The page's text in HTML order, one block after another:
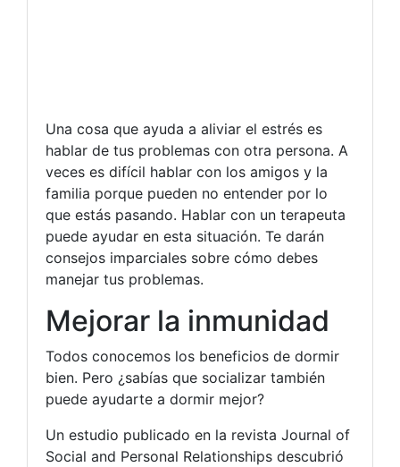
Una cosa que ayuda a aliviar el estrés es
hablar de tus problemas con otra persona. A
veces es difícil hablar con los amigos y la
familia porque pueden no entender por lo
que estás pasando. Hablar con un terapeuta
puede ayudar en esta situación. Te darán
consejos imparciales sobre cómo debes
manejar tus problemas.
Mejorar la inmunidad
Todos conocemos los beneficios de dormir
bien. Pero ¿sabías que socializar también
puede ayudarte a dormir mejor?
Un estudio publicado en la revista Journal of
Social and Personal Relationships descubrió